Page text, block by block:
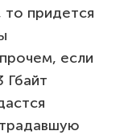
то придется
если
Гбайт